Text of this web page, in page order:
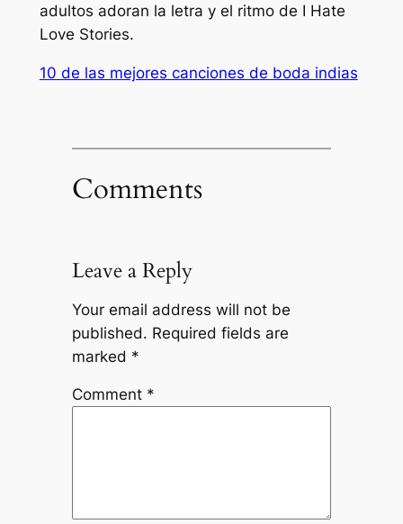
adultos adoran la letra y el ritmo de I Hate
Love Stories.
10 de las mejores canciones de boda indias
Comments
Leave a Reply
Your email address will not be
published. Required fields are
marked *
Comment *